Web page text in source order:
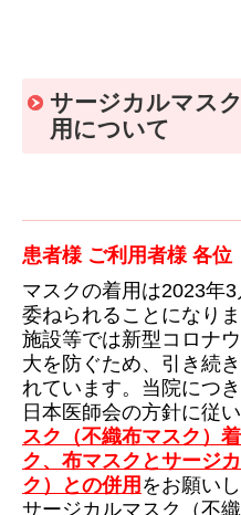
サージカルマス
用について
患者様 ご利用者様 各位
マスクの着用は2023年3
委ねられることになり
施設等では新型コロナ
大を防ぐため、引き続
れています。 当院につ
日本医師会の方針に従
スク（不織布マスク）
ク、 布マスクとサージ
ク）との併用 をお願い
サージカルマスク（不